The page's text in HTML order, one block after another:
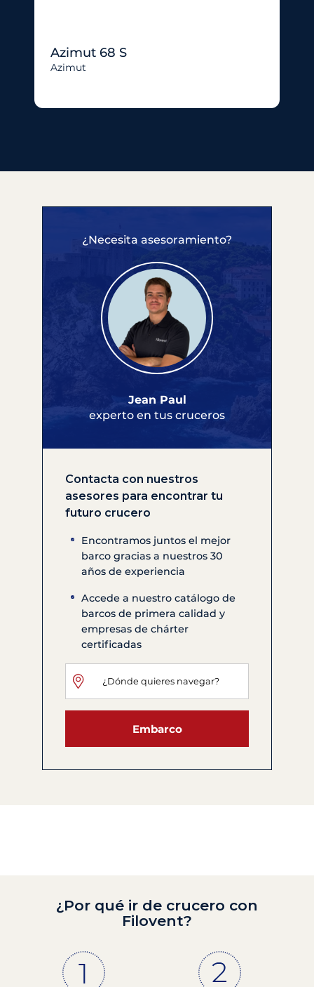
Azimut 68 S
Azimut
¿Necesita asesoramiento?
Jean Paul
experto en tus cruceros
Contacta con nuestros
asesores para encontrar tu
futuro crucero
Encontramos juntos el mejor
barco gracias a nuestros 30
años de experiencia
Accede a nuestro catálogo de
barcos de primera calidad y
empresas de chárter
certificadas
Embarco
¿Por qué ir de crucero con
Filovent?